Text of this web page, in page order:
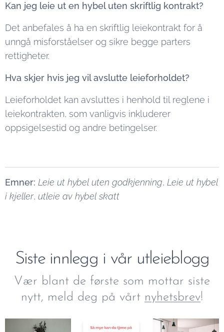
Kan jeg leie ut en hybel uten skriftlig kontrakt?
Det anbefales å ha en skriftlig leiekontrakt for å
unngå misforståelser og sikre begge parters
rettigheter.
Hva skjer hvis jeg vil avslutte leieforholdet?
Leieforholdet kan avsluttes i henhold til reglene i
leiekontrakten, som vanligvis inkluderer
oppsigelsestid og andre betingelser.
Emner: Leie ut hybel uten godkjenning, Leie ut hybel
i kjeller, utleie av hybel skatt
Siste innlegg i vår utleieblogg
Vær blant de første som mottar siste
nytt, meld deg på vårt nyhetsbrev!